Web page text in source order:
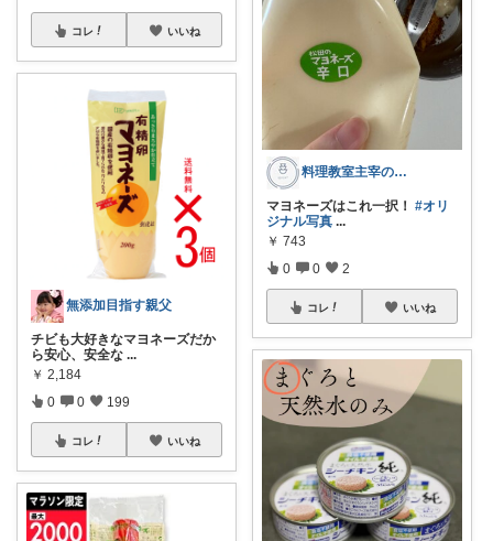
コレ いいね
無添加目指す親父
チビも大好きなマヨネーズだか
ら安心、安全な ...
￥ 2,184
0 0 199
コレ いいね
料理教室主宰のおすすめ
マヨネーズはこれ一択！ #オリ
ジナル写真 ...
￥ 743
0 0 2
コレ いいね